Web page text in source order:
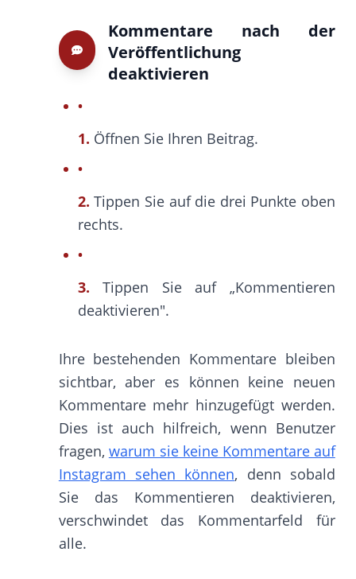
Kommentare nach der
Veröffentlichung
deaktivieren
1. Öffnen Sie Ihren Beitrag.
2.Tippen Sie auf die drei Punkte oben
rechts.
3.Tippen Sie auf „Kommentieren
deaktivieren".
Ihre bestehenden Kommentare bleiben
sichtbar, aber es können keine neuen
Kommentare mehr hinzugefügt werden.
Dies ist auch hilfreich, wenn Benutzer
fragen, warum sie keine Kommentare auf
Instagram sehen können, denn sobald
Sie das Kommentieren deaktivieren,
verschwindet das Kommentarfeld für
alle.